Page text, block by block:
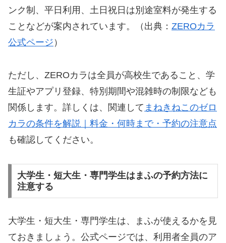
ンク制、平日利用、土日祝日は別途室料が発生する
ことなどが案内されています。（出典： ZEROカラ
公式ページ ）
ただし、ZEROカラは全員が高校生であること、学
生証やアプリ登録、特別期間や混雑時の制限なども
関係します。詳しくは、関連して まねきねこのゼロ
カラの条件を解説｜料金・何時まで・予約の注意点
も確認してください。
大学生・短大生・専門学生はまふの予約方法に
注意する
大学生・短大生・専門学生は、まふが使えるかを見
ておきましょう。公式ページでは、利用者全員のア